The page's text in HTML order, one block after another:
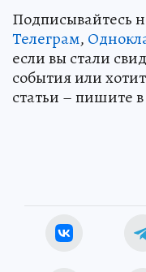
Подписывайтесь
Телеграм,
если вы стали
события или
статьи – пишите